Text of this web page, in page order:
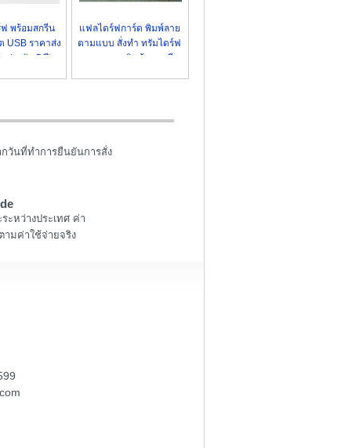
พร้อมสกรีน
USB ราคาส่ง
บประกัน 5 ปี
แฟลไดร์ฟการ์ด พิมพ์ลาย
ตามแบบ สั่งทำ ทรัมไดร์ฟ
ราคาถูก - สินค้าขายดี
กวันที่ทำการยืนยันการสั่ง
ะหว่างประเทศ ค่า
มค่าใช้จ่ายจริง